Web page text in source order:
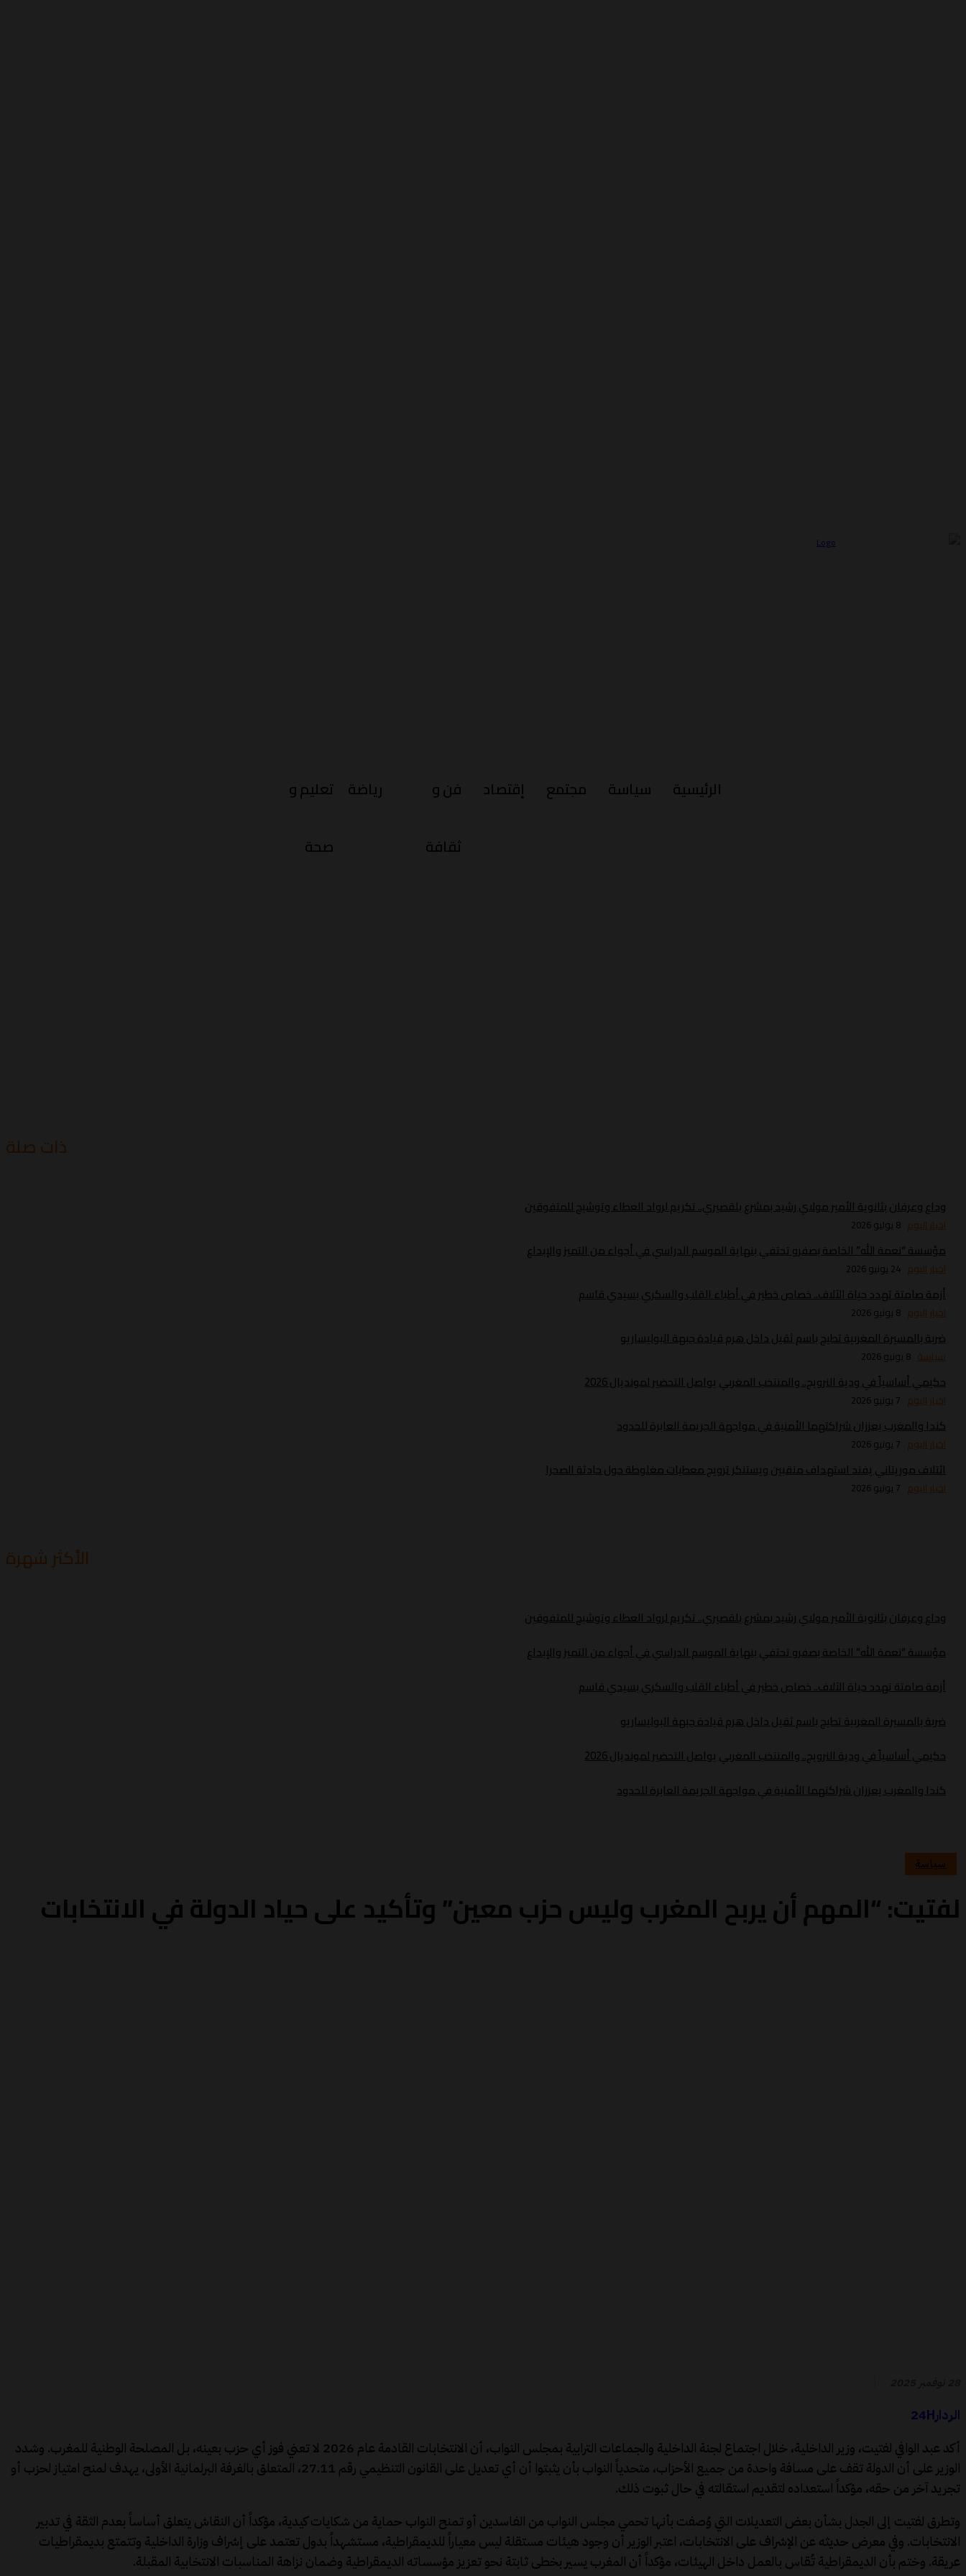
الرئيسية سياسة مجتمع إقتصاد فن و
ثقافة
رياضة تعليم و
صحة
ذات صلة
وداع وعرفان بثانوية الأمير مولاي رشيد بمشرع بلقصيري.. تكريم لرواد العطاء وتوشيح للمتفوقين
اخبار اليوم 8 يوليو 2026
مؤسسة “نعمة الله” الخاصة بصفرو تحتفي بنهاية الموسم الدراسي في أجواء من التميز والإبداع
اخبار اليوم 24 يونيو 2026
أزمة صامتة تهدد حياة الآلاف.. خصاص خطير في أطباء القلب والسكري بسيدي قاسم
اخبار اليوم 8 يونيو 2026
ضربة بالمسيرة المغربية تطيح باسم ثقيل داخل هرم قيادة جبهة البوليساريو
سياسة 8 يونيو 2026
حكيمي أساسياً في ودية النرويج.. والمنتخب المغربي يواصل التحضير لمونديال 2026
اخبار اليوم 7 يونيو 2026
كندا والمغرب يعززان شراكتهما الأمنية في مواجهة الجريمة العابرة للحدود
اخبار اليوم 7 يونيو 2026
ائتلاف موريتاني يفند استهداف منقبين ويستنكر ترويج معطيات مغلوطة حول حادثة الصحرا
اخبار اليوم 7 يونيو 2026
الأكثر شهرة
وداع وعرفان بثانوية الأمير مولاي رشيد بمشرع بلقصيري.. تكريم لرواد العطاء وتوشيح للمتفوقين
مؤسسة “نعمة الله” الخاصة بصفرو تحتفي بنهاية الموسم الدراسي في أجواء من التميز والإبداع
أزمة صامتة تهدد حياة الآلاف.. خصاص خطير في أطباء القلب والسكري بسيدي قاسم
ضربة بالمسيرة المغربية تطيح باسم ثقيل داخل هرم قيادة جبهة البوليساريو
حكيمي أساسياً في ودية النرويج.. والمنتخب المغربي يواصل التحضير لمونديال 2026
كندا والمغرب يعززان شراكتهما الأمنية في مواجهة الجريمة العابرة للحدود
سياسة
لفتيت: “المهم أن يربح المغرب وليس حزب معين” وتأكيد على حياد الدولة في الانتخابات
الردار24H
أكد عبد الوافي لفتيت، وزير الداخلية، خلال اجتماع لجنة الداخلية والجماعات الترابية بمجلس النواب، أن الانتخابات القادمة عام 2026 لا تعني فوز أي حزب بعينه، بل المصلحة الوطنية للمغرب. وشدد
الوزير على أن الدولة تقف على مسافة واحدة من جميع الأحزاب، متحدياً النواب بأن يثبتوا أن أي تعديل على القانون التنظيمي رقم 27.11، المتعلق بالغرفة البرلمانية الأولى، يهدف لمنح امتياز لحزب أو
تجريد آخر من حقه، مؤكداً استعداده لتقديم استقالته في حال ثبوت ذلك.
وتطرق لفتيت إلى الجدل بشأن بعض التعديلات التي وُصفت بأنها تحمي مجلس النواب من الفاسدين أو تمنح النواب حماية من شكايات كيدية، مؤكداً أن النقاش يتعلق أساساً بعدم الثقة في تدبير
الانتخابات. وفي معرض حديثه عن الإشراف على الانتخابات، اعتبر الوزير أن وجود هيئات مستقلة ليس معياراً للديمقراطية، مستشهداً بدول تعتمد على إشراف وزارة الداخلية وتتمتع بديمقراطيات
عريقة. وختم بأن الديمقراطية تُقاس بالعمل داخل الهيئات، مؤكداً أن المغرب يسير بخطى ثابتة نحو تعزيز مؤسساته الديمقراطية وضمان نزاهة المناسبات الانتخابية المقبلة.